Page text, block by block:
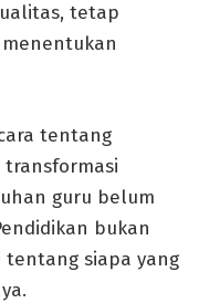
tetap
tentang
guru belum
bukan
siapa yang